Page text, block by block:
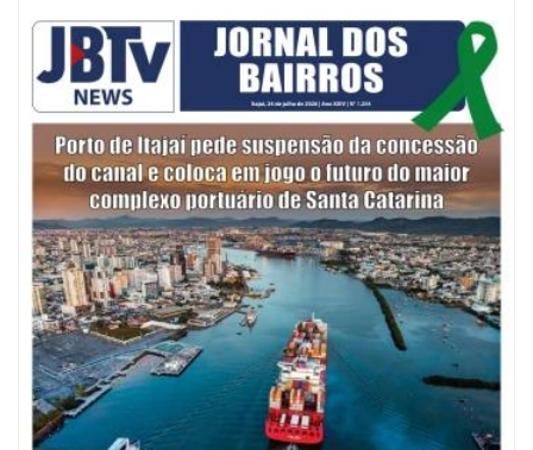
BALNEÁRIO CAMBORIÚ